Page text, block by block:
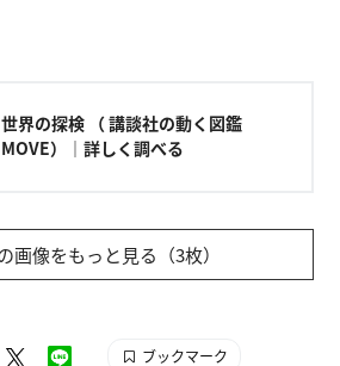
世界の探検 （ 講談社の動く図鑑
MOVE）｜詳しく調べる
画像をもっと見る（3枚）
ブックマーク